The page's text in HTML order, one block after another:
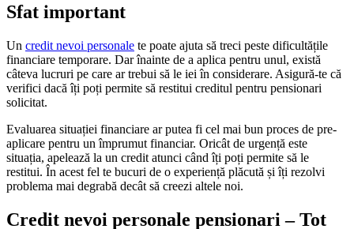
Sfat important
Un credit nevoi personale te poate ajuta să treci peste dificultățile
financiare temporare. Dar înainte de a aplica pentru unul, există
câteva lucruri pe care ar trebui să le iei în considerare. Asigură-te că
verifici dacă îți poți permite să restitui creditul pentru pensionari
solicitat.
Evaluarea situației financiare ar putea fi cel mai bun proces de pre-
aplicare pentru un împrumut financiar. Oricât de urgență este
situația, apelează la un credit atunci când îți poți permite să le
restitui. În acest fel te bucuri de o experiență plăcută și îți rezolvi
problema mai degrabă decât să creezi altele noi.
Credit nevoi personale pensionari – Tot